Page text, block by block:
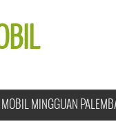
MOBIL MINGGUAN